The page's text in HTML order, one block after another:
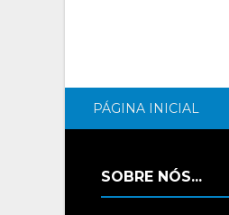
PÁGINA INICIAL
SOBRE NÓS...